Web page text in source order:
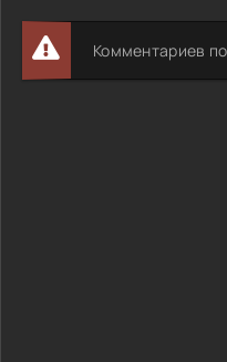
Комментариев